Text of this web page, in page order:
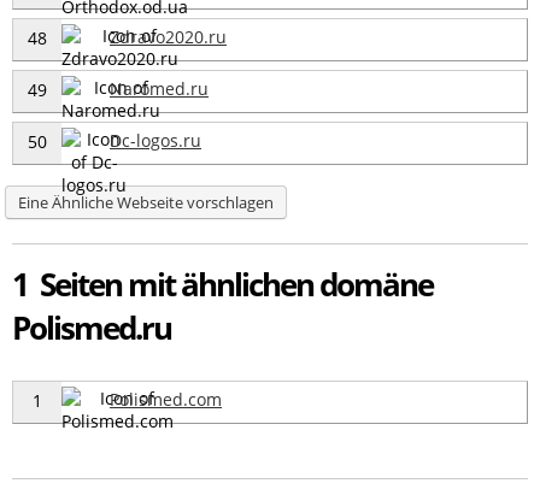
48 Zdravo2020.ru
49 Naromed.ru
50 Dc-logos.ru
Eine Ähnliche Webseite vorschlagen
1 Seiten mit ähnlichen domäne
Polismed.ru
1 Polismed.com